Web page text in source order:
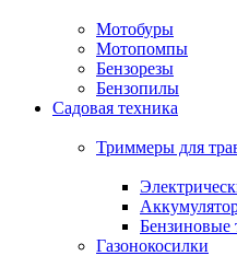
Мотобуры
Мотопомпы
Бензорезы
Бензопилы
Садовая техника
Триммеры для
Газонокосилки